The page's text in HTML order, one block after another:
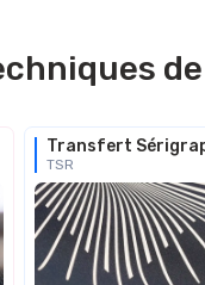
Transfert
TSR